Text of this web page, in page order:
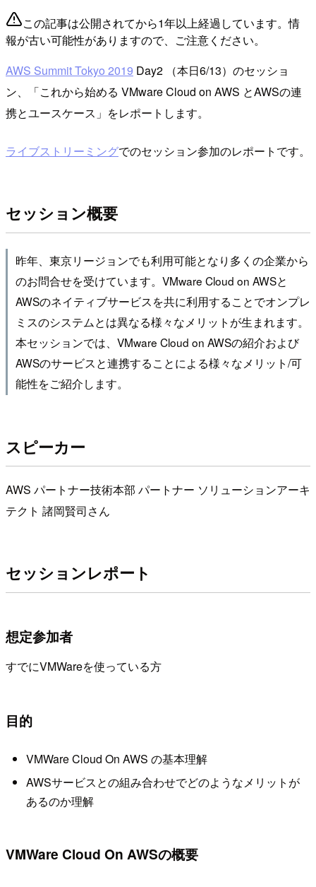
この記事は公開されてから1年以上経過しています。情
報が古い可能性がありますので、ご注意ください。
AWS Summit Tokyo 2019 Day2 （本日6/13）のセッショ
ン、「これから始める VMware Cloud on AWS とAWSの連
携とユースケース」をレポートします。
ライブストリーミングでのセッション参加のレポートです。
セッション概要
昨年、東京リージョンでも利用可能となり多くの企業から
のお問合せを受けています。VMware Cloud on AWSと
AWSのネイティブサービスを共に利用することでオンプレ
ミスのシステムとは異なる様々なメリットが生まれます。
本セッションでは、VMware Cloud on AWSの紹介および
AWSのサービスと連携することによる様々なメリット/可
能性をご紹介します。
スピーカー
AWS パートナー技術本部 パートナー ソリューションアーキ
テクト 諸岡賢司さん
セッションレポート
想定参加者
すでにVMWareを使っている方
目的
VMWare Cloud On AWS の基本理解
AWSサービスとの組み合わせでどのようなメリットが
あるのか理解
VMWare Cloud On AWSの概要